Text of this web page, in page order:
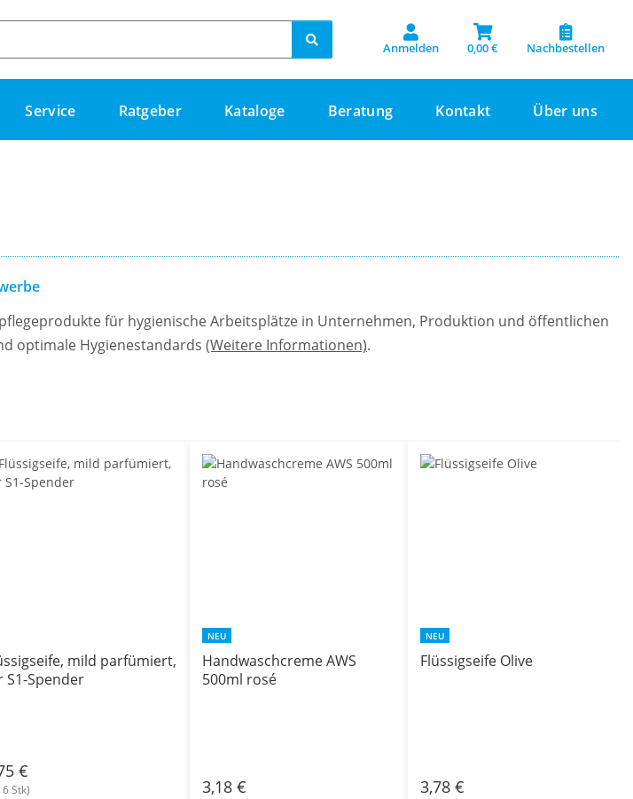
Anmelden 0,00 € Nachbestellen
Service Ratgeber Kataloge Beratung Kontakt Über uns
für hygienische Arbeitsplätze in Unternehmen, Produktion und öffentlichen
optimale Hygienestandards (Weitere Informationen).
mild parfümiert,
S1-Spender
€
Stk)
NEU
Handwaschcreme AWS
500ml rosé
3,18 €
NEU
Flüssigseife Olive
3,78 €